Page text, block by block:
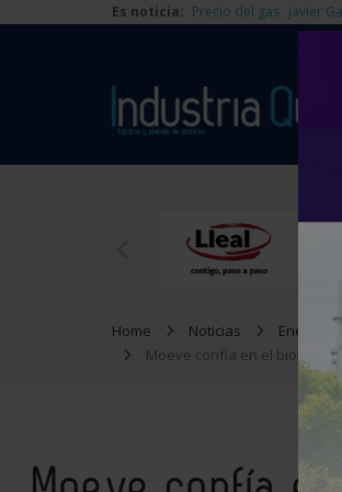
Es noticia: Precio del gas Javier
Home Noticias
Energía
Moeve confía en el